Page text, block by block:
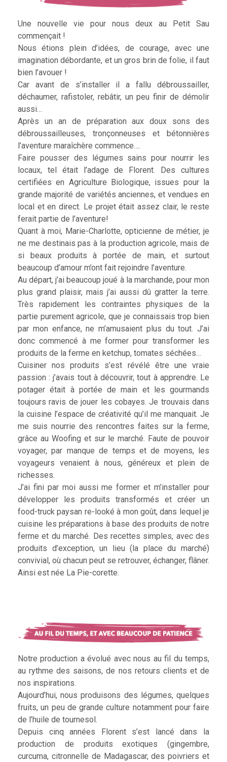
Une nouvelle vie pour nous deux au Petit Sau
commençait !
Nous étions plein d’idées, de courage, avec une
imagination débordante, et un gros brin de folie, il faut
bien l’avouer !
Car avant de s’installer il a fallu débroussailler,
déchaumer, rafistoler, rebâtir, un peu finir de démolir
aussi…
Après un an de préparation aux doux sons des
débroussailleuses, tronçonneuses et bétonnières
l’aventure maraîchère commence….
Faire pousser des légumes sains pour nourrir les
locaux, tel était l’adage de Florent. Des cultures
certifiées en Agriculture Biologique, issues pour la
grande majorité de variétés anciennes, et vendues en
local et en direct. Le projet était assez clair, le reste
ferait partie de l’aventure!
Quant à moi, Marie-Charlotte, opticienne de métier, je
ne me destinais pas à la production agricole, mais de
si beaux produits à portée de main, et surtout
beaucoup d’amour m’ont fait rejoindre l’aventure.
Au départ, j’ai beaucoup joué à la marchande, pour mon
plus grand plaisir, mais j’ai aussi dû gratter la terre.
Très rapidement les contraintes physiques de la
partie purement agricole, que je connaissais trop bien
par mon enfance, ne m’amusaient plus du tout. J’ai
donc commencé à me former pour transformer les
produits de la ferme en ketchup, tomates séchées…
Cuisiner nos produits s’est révélé être une vraie
passion : j’avais tout à découvrir, tout à apprendre. Le
potager était à portée de main et les gourmands
toujours ravis de jouer les cobayes. Je trouvais dans
la cuisine l’espace de créativité qu’il me manquait. Je
me suis nourrie des rencontres faites sur la ferme,
grâce au Woofing et sur le marché. Faute de pouvoir
voyager, par manque de temps et de moyens, les
voyageurs venaient à nous, généreux et plein de
richesses.
J’ai fini par moi aussi me former et m’installer pour
développer les produits transformés et créer un
food-truck paysan re-looké à mon goût, dans lequel je
cuisine les préparations à base des produits de notre
ferme et du marché. Des recettes simples, avec des
produits d’exception, un lieu (la place du marché)
convivial, où chacun peut se retrouver, échanger, flâner.
Ainsi est née La Pie-corette.
Notre production a évolué avec nous au fil du temps,
au rythme des saisons, de nos retours clients et de
nos inspirations.
Aujourd’hui, nous produisons des légumes, quelques
fruits, un peu de grande culture notamment pour faire
de l’huile de tournesol.
Depuis cinq années Florent s’est lancé dans la
production de produits exotiques (gingembre,
curcuma, citronnelle de Madagascar, des poivriers et